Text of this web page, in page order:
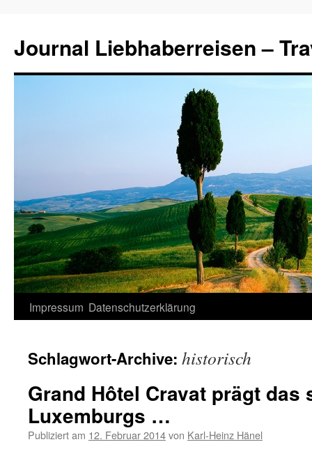
Journal Liebhaberreisen –
Zum
springen
Impressum Datenschutzerklärung
Schlagwort-Archive: historisch
Grand Hôtel Cravat prägt das
Luxemburgs …
Publiziert am 12. Februar 2014von Karl-Heinz Hänel